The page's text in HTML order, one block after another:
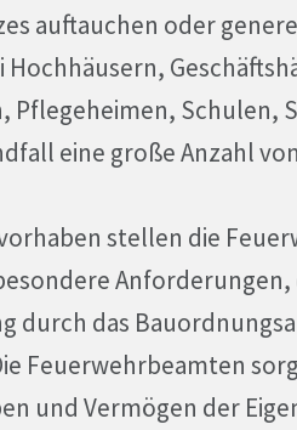
auftauchen oder
Hochhäusern,
Pflegeheimen,
eine große Anzahl
stellen die
durch das
Feuerwehrbeamten
und Vermögen der